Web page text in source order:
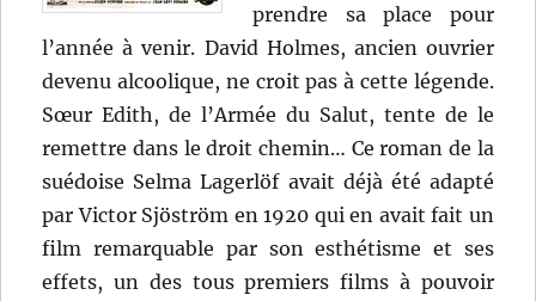
prendre sa place pour
l’année à venir. David Holmes, ancien ouvrier
devenu alcoolique, ne croit pas à cette légende.
Sœur Edith, de l’Armée du Salut, tente de le
remettre dans le droit chemin… Ce roman de la
suédoise Selma Lagerlöf avait déjà été adapté
par Victor Sjöström en 1920 qui en avait fait un
film remarquable par son esthétisme et ses
effets, un des tous premiers films à pouvoir